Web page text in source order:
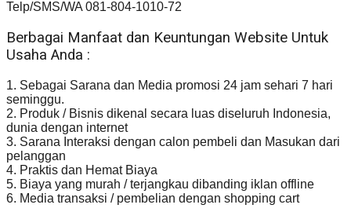
Telp/SMS/WA 081-804-1010-72
Berbagai Manfaat dan Keuntungan Website Untuk
Usaha Anda :
1. Sebagai Sarana dan Media promosi 24 jam sehari 7 hari
seminggu.
2. Produk / Bisnis dikenal secara luas diseluruh Indonesia,
dunia dengan internet
3. Sarana Interaksi dengan calon pembeli dan Masukan dari
pelanggan
4. Praktis dan Hemat Biaya
5. Biaya yang murah / terjangkau dibanding iklan offline
6. Media transaksi / pembelian dengan shopping cart